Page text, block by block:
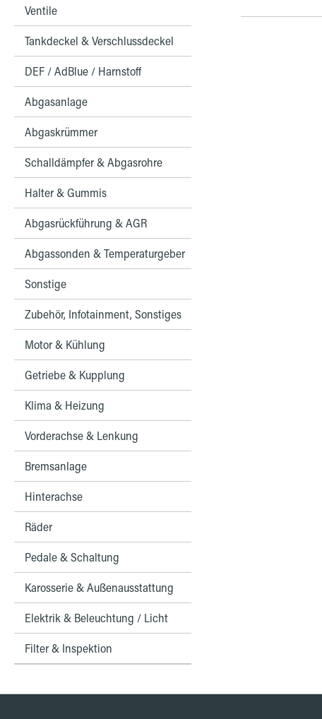
Ventile
Tankdeckel & Verschlussdeckel
DEF / AdBlue / Harnstoff
Abgasanlage
Abgaskrümmer
Schalldämpfer & Abgasrohre
Halter & Gummis
Abgasrückführung & AGR
Abgassonden & Temperaturgeber
Sonstige
Zubehör, Infotainment, Sonstiges
Motor & Kühlung
Getriebe & Kupplung
Klima & Heizung
Vorderachse & Lenkung
Bremsanlage
Hinterachse
Räder
Pedale & Schaltung
Karosserie & Außenausstattung
Elektrik & Beleuchtung / Licht
Filter & Inspektion